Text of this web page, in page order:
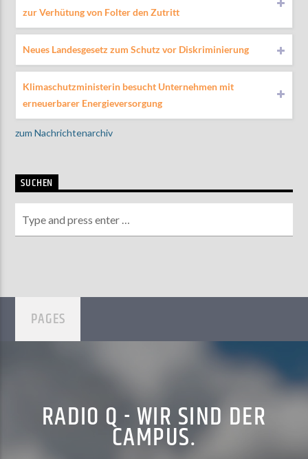
zur Verhütung von Folter den Zutritt
Neues Landesgesetz zum Schutz vor Diskriminierung
Klimaschutzministerin besucht Unternehmen mit
erneuerbarer Energieversorgung
zum Nachrichtenarchiv
SUCHEN
PAGES
RADIO Q - WIR SIND DER
CAMPUS.